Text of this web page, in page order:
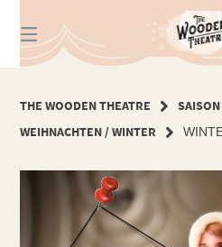
zum
Inhalt
THE WOODEN THEATRE
SAISON
WEIHNACHTEN / WINTER